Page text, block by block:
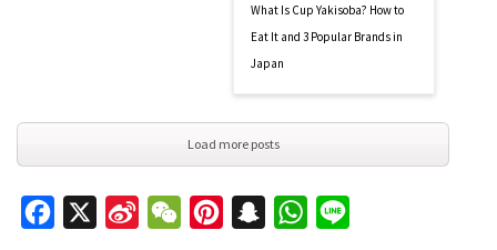
What Is Cup Yakisoba? How to
Eat It and 3 Popular Brands in
Japan
Load more posts
Facebook
Sina
WeChatPinterestSnapchatWhatsApp